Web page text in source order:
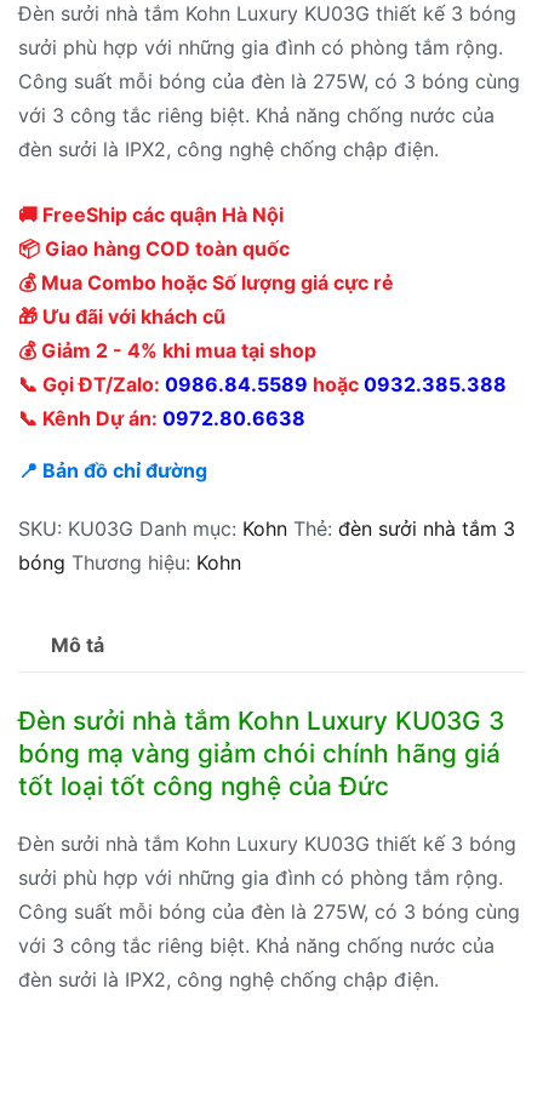
Đèn sưởi nhà tắm Kohn Luxury KU03G thiết kế 3 bóng
sưởi phù hợp với những gia đình có phòng tắm rộng.
Công suất mỗi bóng của đèn là 275W, có 3 bóng cùng
với 3 công tắc riêng biệt. Khả năng chống nước của
đèn sưởi là IPX2, công nghệ chống chập điện.
🚚 FreeShip các quận Hà Nội
📦 Giao hàng COD toàn quốc
💰 Mua Combo hoặc Số lượng giá cực rẻ
🎁 Ưu đãi với khách cũ
💰 Giảm 2 - 4% khi mua tại shop
📞 Gọi ĐT/Zalo: 0986.84.5589 hoặc 0932.385.388
📞 Kênh Dự án: 0972.80.6638
📍 Bản đồ chỉ đường
SKU: KU03G Danh mục: Kohn Thẻ: đèn sưởi nhà tắm 3
bóng Thương hiệu: Kohn
Mô tả
Đèn sưởi nhà tắm Kohn Luxury KU03G 3
bóng mạ vàng giảm chói chính hãng giá
tốt loại tốt công nghệ của Đức
Đèn sưởi nhà tắm Kohn Luxury KU03G thiết kế 3 bóng
sưởi phù hợp với những gia đình có phòng tắm rộng.
Công suất mỗi bóng của đèn là 275W, có 3 bóng cùng
với 3 công tắc riêng biệt. Khả năng chống nước của
đèn sưởi là IPX2, công nghệ chống chập điện.